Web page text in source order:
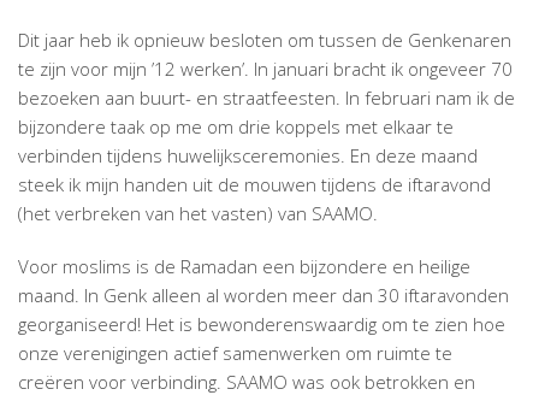
Dit jaar heb ik opnieuw besloten om tussen de Genkenaren
te zijn voor mijn ’12 werken’. In januari bracht ik ongeveer 70
bezoeken aan buurt- en straatfeesten. In februari nam ik de
bijzondere taak op me om drie koppels met elkaar te
verbinden tijdens huwelijksceremonies. En deze maand
steek ik mijn handen uit de mouwen tijdens de iftaravond
(het verbreken van het vasten) van SAAMO.
Voor moslims is de Ramadan een bijzondere en heilige
maand. In Genk alleen al worden meer dan 30 iftaravonden
georganiseerd! Het is bewonderenswaardig om te zien hoe
onze verenigingen actief samenwerken om ruimte te
creëren voor verbinding. SAAMO was ook betrokken en